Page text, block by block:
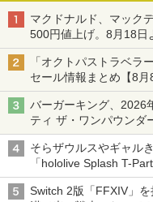
し
￥
マクドナルド、マック
500円値上げ。8月18日
「オクトパストラベラ
セール情報まとめ【8月
ニンテンドーeショッ
バーガーキング、2026
ティ ザ・ワンパウンダ
「特製ガーリックマヨ
そらザウルスやギャル
「hololive Splash T-
ライン販売開始
Switch 2版「FFXIV」